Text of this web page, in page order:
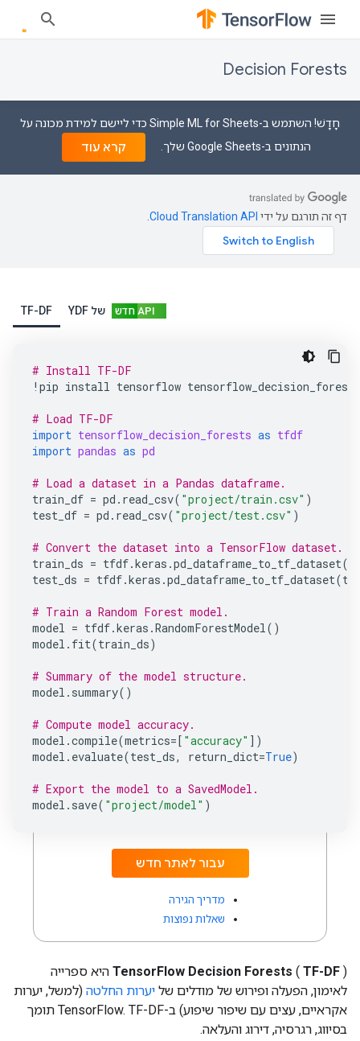
Decision Forests
חָדָשׁ! השתמש ב-Simple ML for Sheets כדי ליישם למידת מכונה על
הנתונים ב-Google Sheets שלך.
קרא עוד
דף זה תורגם על ידי Cloud Translation API
TF-DF
# Install TF-DF
! pip install tensorflow tensorflow_decision_forests
# Load TF-DF
import tensorflow_decision_forests as tfdf
import pandas as pd
# Load a dataset in a Pandas dataframe.
train_df = pd . read_csv( "project/train.csv" )
test_df = pd . read_csv( "project/test.csv" )
# Convert the dataset into a TensorFlow dataset.
train_ds = tfdf.keras .pd_dataframe_to_tf_dataset(
test_ds = tfdf.keras .pd_dataframe_to_tf_dataset(
# Train a Random Forest model.
model = tfdf.keras .RandomForestModel()
model . fit(train_ds)
# Summary of the model structure.
model . summary()
# Compute model accuracy.
model .compile(metrics=[ "accuracy" ])
model . evaluate(test_ds, return_dict=True)
# Export the model to a SavedModel.
model . save( "project/model" )
API חדש של YDF
היא הספרייה החדשה של גוגל להכשרת
יערות החלטה.
תכונות חדשות, API פשוט יותר, זמני אימון
מהירים יותר, תיעוד מעודכן ותאימות משופרת
עבור לאתר חדש
מדריך הגירה
שאלות נפוצות
TensorFlow Decision Forests ( TF-DF
) היא ספרייה
לאימון, הפעלה ופירוש של מודלים של יערות החלטה (למשל, יערות
אקראיים, עצים עם שיפור שיפוע) ב-TensorFlow. TF-DF תומך
בסיווג, רגרסיה, דירוג והעלאה.